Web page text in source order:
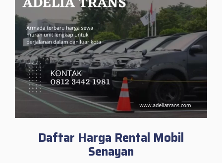
Daftar Harga Rental Mobil
Senayan